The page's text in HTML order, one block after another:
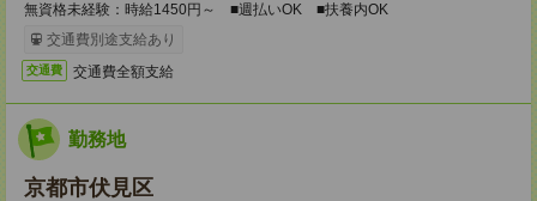
無資格未経験：時給1450円～ ■週払いOK ■扶養内OK
交通費別途支給あり
交通費 交通費全額支給
勤務地
京都市伏見区